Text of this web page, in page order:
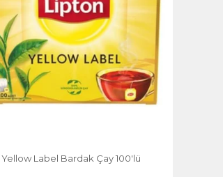
Label Bardak Çay 100'lü